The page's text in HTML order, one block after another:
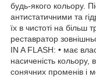
будь-якого кольору.
антистатичними та
їх в чистоті на більш
реставратор
IN A FLASH: • має
насиченість кольору,
сонячних променів і